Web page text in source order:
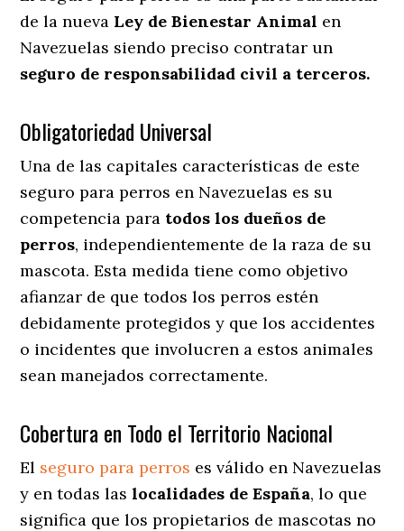
de la nueva Ley de Bienestar Animal en
Navezuelas siendo preciso contratar un
seguro de responsabilidad civil a terceros.
Obligatoriedad Universal
Una de las capitales características de este
seguro para perros en Navezuelas es su
competencia para todos los dueños de
perros, independientemente de la raza de su
mascota. Esta medida tiene como objetivo
afianzar de que todos los perros estén
debidamente protegidos y que los accidentes
o incidentes que involucren a estos animales
sean manejados correctamente.
Cobertura en Todo el Territorio Nacional
El seguro para perros es válido en Navezuelas
y en todas laslocalidades de España, lo que
significa que los propietarios de mascotas no